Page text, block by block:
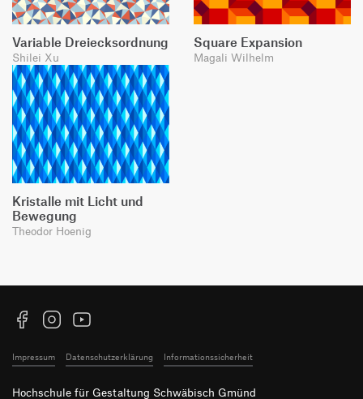
Variable Dreiecksordnung
Shilei Xu
Square Expansion
Magali Wilhelm
Kristalle mit Licht und
Bewegung
Theodor Hoenig
FacebookInstagramYouTube
Impressum Datenschutzerklärung Informationssicherheit
Hochschule für Gestaltung Schwäbisch Gmünd